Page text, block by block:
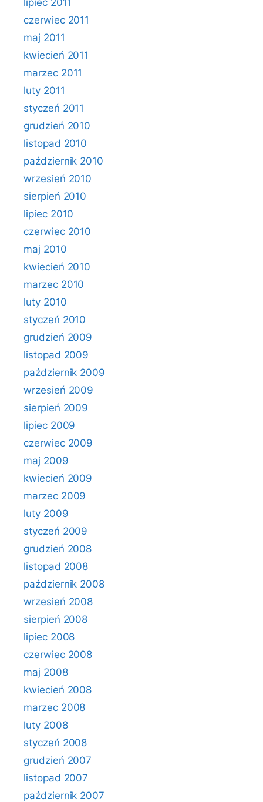
lipiec 2011
czerwiec 2011
maj 2011
kwiecień 2011
marzec 2011
luty 2011
styczeń 2011
grudzień 2010
listopad 2010
październik 2010
wrzesień 2010
sierpień 2010
lipiec 2010
czerwiec 2010
maj 2010
kwiecień 2010
marzec 2010
luty 2010
styczeń 2010
grudzień 2009
listopad 2009
październik 2009
wrzesień 2009
sierpień 2009
lipiec 2009
czerwiec 2009
maj 2009
kwiecień 2009
marzec 2009
luty 2009
styczeń 2009
grudzień 2008
listopad 2008
październik 2008
wrzesień 2008
sierpień 2008
lipiec 2008
czerwiec 2008
maj 2008
kwiecień 2008
marzec 2008
luty 2008
styczeń 2008
grudzień 2007
listopad 2007
październik 2007